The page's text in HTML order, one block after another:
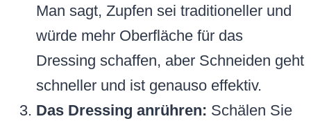
Man sagt, Zupfen sei traditioneller und
würde mehr Oberfläche für das
Dressing schaffen, aber Schneiden geht
schneller und ist genauso effektiv.
Das Dressing anrühren: Schälen Sie